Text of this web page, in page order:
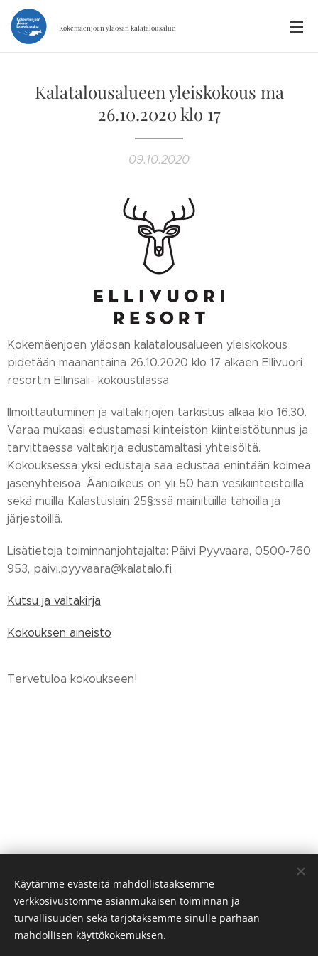
Kokemäenjoen yläosan kalatalousalue
Kalatalousalueen yleiskokous ma
26.10.2020 klo 17
09.10.2020
Kokemäenjoen yläosan kalatalousalueen yleiskokous
pidetään maanantaina 26.10.2020 klo 17 alkaen Ellivuori
resort:n Ellinsali- kokoustilassa
Ilmoittautuminen ja valtakirjojen tarkistus alkaa klo 16.30.
Varaa mukaasi edustamasi kiinteistön kiinteistötunnus ja
tarvittaessa valtakirja edustamaltasi yhteisöltä.
Kokouksessa yksi edustaja saa edustaa enintään kolmea
jäsenyhteisöä. Äänioikeus on yli 50 ha:n vesikiinteistöillä
sekä muilla Kalastuslain 25§:ssä mainituilla tahoilla ja
järjestöillä.
Lisätietoja toiminnanjohtajalta: Päivi Pyyvaara, 0500-760
953, paivi.pyyvaara@kalatalo.fi
Kutsu ja valtakirja
Kokouksen aineisto
Tervetuloa kokoukseen!
© 2022Kokemäenjoen yläosan kalatalousalue.
Käytämme evästeitä mahdollistaaksemme
verkkosivustomme asianmukaisen toiminnan ja
turvallisuuden sekä tarjotaksemme sinulle parhaan
mahdollisen käyttökokemuksen.